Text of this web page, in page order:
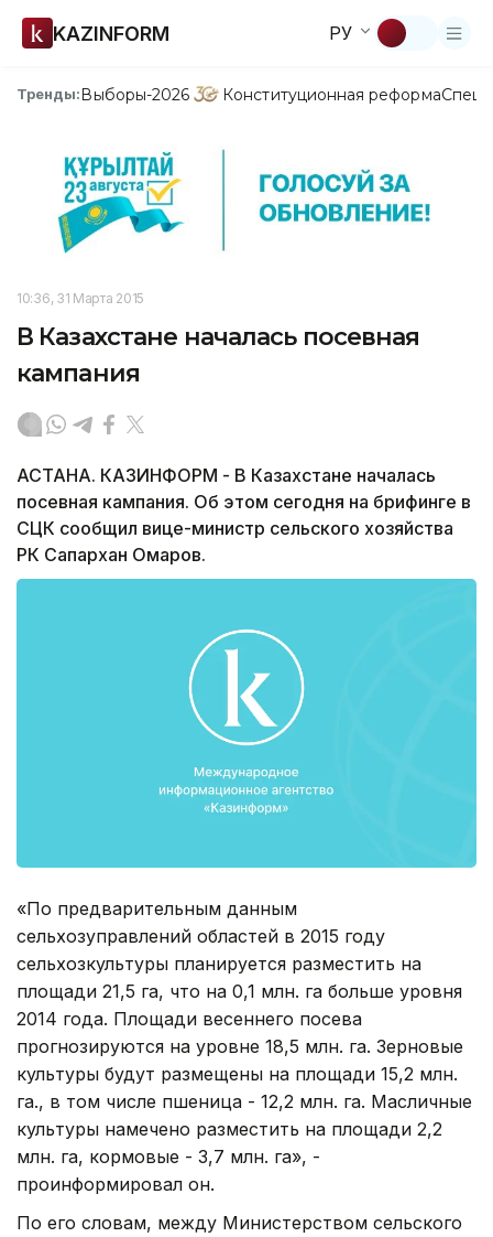
KAZINFORM РУ
Тренды:Выборы-2026 Конституционная реформа
10:36, 31 Марта 2015
В Казахстане началась посевная
кампания
АСТАНА. КАЗИНФОРМ - В Казахстане началась
посевная кампания. Об этом сегодня на брифинге в
СЦК сообщил вице-министр сельского хозяйства
РК Сапархан Омаров.
«По предварительным данным
сельхозуправлений областей в 2015 году
сельхозкультуры планируется разместить на
площади 21,5 га, что на 0,1 млн. га больше уровня
2014 года. Площади весеннего посева
прогнозируются на уровне 18,5 млн. га. Зерновые
культуры будут размещены на площади 15,2 млн.
га., в том числе пшеница - 12,2 млн. га. Масличные
культуры намечено разместить на площади 2,2
млн. га, кормовые - 3,7 млн. га», -
проинформировал он.
По его словам, между Министерством сельского